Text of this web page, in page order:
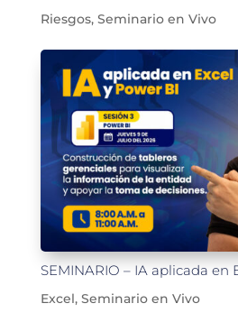
Riesgos, Seminario en Vivo
SEMINARIO – IA aplicada en
Excel, Seminario en Vivo